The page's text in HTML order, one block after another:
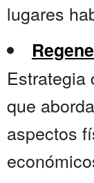
lugares
Estrategia
que
aspectos